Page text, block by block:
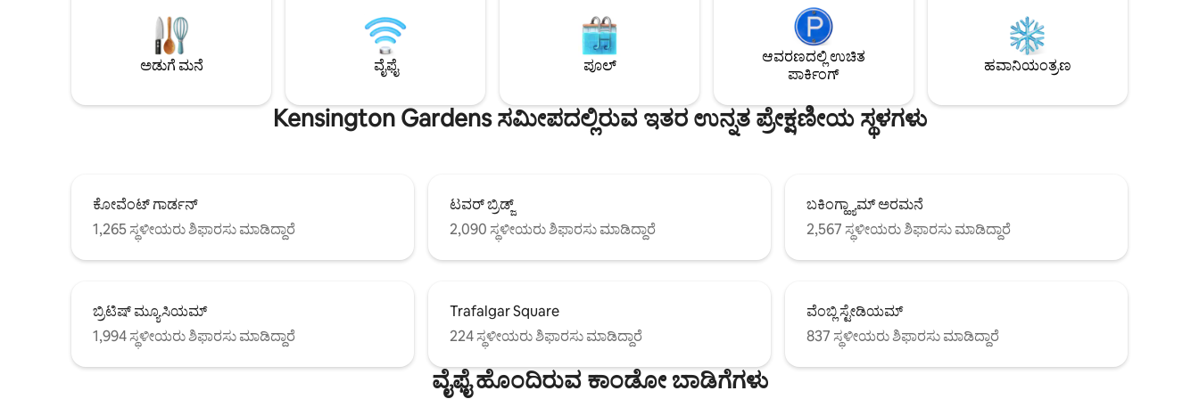
ಬೆಡ್‌ರೂಮ್ ಅನ್ನು ಒದಗಿಸುತ್ತದೆ. ವೇಗದ ವೈಫೈ,
ಬುಲ್ತೌಪ್ ಅಡುಗೆಮನೆ, ಶೌಚಾಲಯ ಸಾಮಗ್ರಿಗಳು
ಮತ್ತು ಕಾರ್ಲ್ ಹ್ಯಾನ್ಸೆನ್ ಪೀಠೋಪಕರಣಗಳೊಂದಿಗೆ
ಇದು ಐಷಾರಾಮಿ ವಿರಾಮ ತಾಣವಾಗಿದೆ; ಇದು ನಿಮ್ಮದೇ
ಖಾಸಗಿ ಮನೆಯಾಗಿದೆ.
ಹೆಚ್ಚುವರಿ ಅನುಕೂಲಕ್ಕಾಗಿ, ಹೆಚ್ಚುವರಿ ಗೆಸ್ಟ್‌ಗಳಿಗೆ
ಅವಕಾಶ ಕಲ್ಪಿಸಲು ಹೆಚ್ಚುವರಿ ಹಾಸಿಗೆ ಮತ್ತು ಸೋಫಾ
ಹಾಸಿಗೆ ಲಭ್ಯವಿದೆ. ಸುಗಮ ಕೆಲಸ ಮತ್ತು ದೈನಂದಿನ
ಬಳಕೆಗಾಗಿ ವೇಗದ BT ವೈ-ಫೈ ಜೊತೆಗೆ ಸಂಪರ್ಕದಲ್ಲಿರಿ.
ಮತ್ತು ಡಬಲ್ ಗೆಸ್ಟ್ ರೂಮ್ (ಜೊತೆಗೆ ಲಿವಿಂಗ್
ರೂಮ್‌ನಲ್ಲಿ ಸೋಫಾ-ಬೆಡ್) ಎಲ್ಲವೂ ತಾಜಾ,
ನಯವಾದ, ಐಷಾರಾಮಿ ಹೋಟೆಲ್ ಗುಣಮಟ್ಟದ
ಲಿನೆನ್‌ಗಳನ್ನು ಹೊಂದಿವೆ. ಗಾಜಿನ ಛಾವಣಿಯ
ಅಡಿಯಲ್ಲಿ ಖಾಸಗಿ ಬಿಸಿ ಮಾಡಿದ ಒಳಾಂಗಣ-
ಉಪಕರಣಗಳು. ಟಿವಿ, ಲಿಫ್ಟ್, ಸಿಸಿಟಿವಿ, ಬೇಬಿ ಕಾಟ್
ಮತ್ತು ಹೈ ಚೇರ್ (ಉಚಿತ) ಲಭ್ಯವಿವೆ. ಹಾಸಿಗೆ ಬಟ್ಟೆ ಮತ್ತು
ಟವೆಲ್‌ಗಳನ್ನು ಒದಗಿಸಲಾಗಿದೆ.
ಅಡುಗೆ ಮನೆ ವೈಫೈ ಪೂಲ್
ಆವರಣದಲ್ಲಿ ಉಚಿತ
ಪಾರ್ಕಿಂಗ್
ಹವಾನಿಯಂತ್ರಣ
Kensington Gardens ಸಮೀಪದಲ್ಲಿರುವ ಇತರ ಉನ್ನತ ಪ್ರೇಕ್ಷಣೀಯ ಸ್ಥಳಗಳು
ಕೋವೆಂಟ್ ಗಾರ್ಡನ್
1,265 ಸ್ಥಳೀಯರು ಶಿಫಾರಸು ಮಾಡಿದ್ದಾರೆ
ಟವರ್ ಬ್ರಿಡ್ಜ್
2,090 ಸ್ಥಳೀಯರು ಶಿಫಾರಸು ಮಾಡಿದ್ದಾರೆ
ಬಕಿಂಗ್ಹ್ಯಾಮ್ ಅರಮನೆ
2,567 ಸ್ಥಳೀಯರು ಶಿಫಾರಸು ಮಾಡಿದ್ದಾರೆ
ಬ್ರಿಟಿಷ್ ಮ್ಯೂಸಿಯಮ್
1,994 ಸ್ಥಳೀಯರು ಶಿಫಾರಸು ಮಾಡಿದ್ದಾರೆ
Trafalgar Square
224 ಸ್ಥಳೀಯರು ಶಿಫಾರಸು ಮಾಡಿದ್ದಾರೆ
ವೆಂಬ್ಲಿ ಸ್ಟೇಡಿಯಮ್
837 ಸ್ಥಳೀಯರು ಶಿಫಾರಸು ಮಾಡಿದ್ದಾರೆ
ವೈಫೈ ಹೊಂದಿರುವ ಕಾಂಡೋ ಬಾಡಿಗೆಗಳು